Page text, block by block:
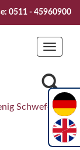
Vive la
0511 - 45960900
Toggle
Schwefel